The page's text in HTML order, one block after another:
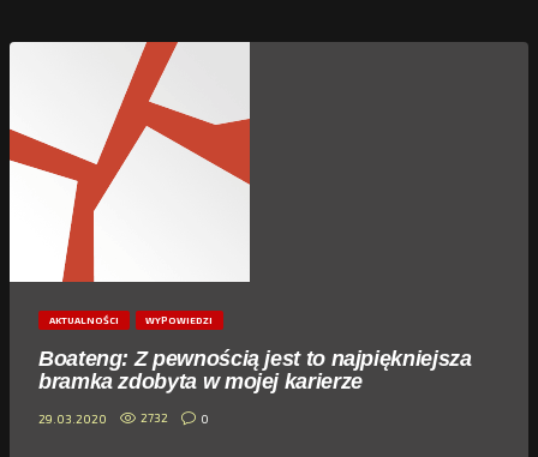
AKTUALNOŚCI WYPOWIEDZI
Boateng: Z pewnością jest to najpiękniejsza
bramka zdobyta w mojej karierze
29.03.2020 2732 0